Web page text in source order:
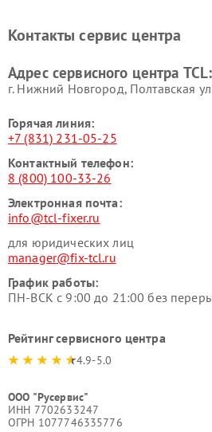
Контакты сервис центра
Адрес сервисного центра TCL:
г. Нижний Новгород, Полтавская
Горячая линия:
+7 (831) 231-05-25
Контактный телефон:
8 (800) 100-33-26
Электронная почта:
info@tcl-fixer.ru
для юридических лиц
manager@fix-tcl.ru
График работы:
ПН-ВСК с 9:00 до 21:00 без
Рейтинг сервисного центра
4.9-5.0
ООО "Русервис"
ИНН 7702633247
ОГРН 1077746335776